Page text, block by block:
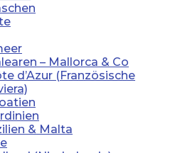
– Mallorca & Co
d’Azur (Französische
& Malta